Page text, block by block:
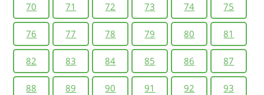
70 71 72 73 74 75
76 77 78 79 80 81
82 83 84 85 86 87
88 89 90 91 92 93